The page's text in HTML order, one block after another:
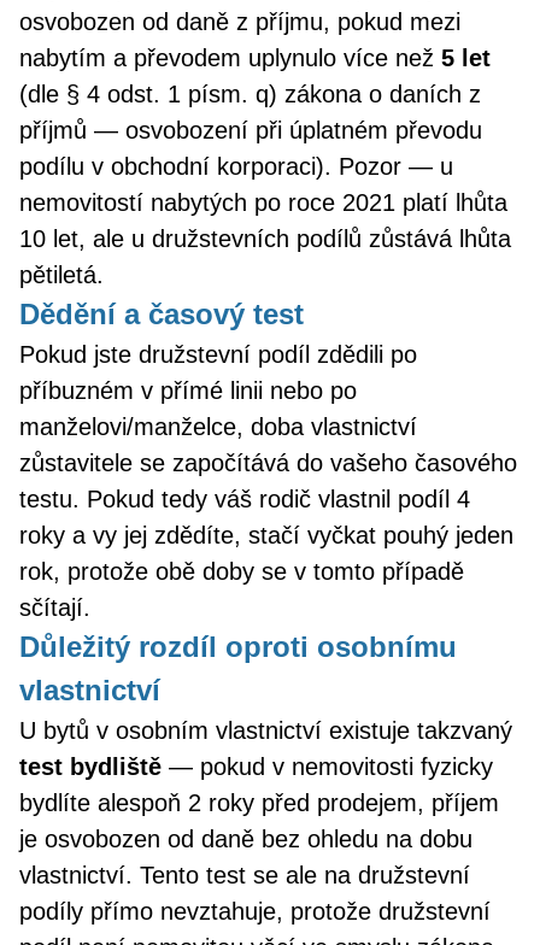
osvobozen od daně z příjmu, pokud mezi
nabytím a převodem uplynulo více než 5 let
(dle § 4 odst. 1 písm. q) zákona o daních z
příjmů — osvobození při úplatném převodu
podílu v obchodní korporaci). Pozor — u
nemovitostí nabytých po roce 2021 platí lhůta
10 let, ale u družstevních podílů zůstává lhůta
pětiletá.
Dědění a časový test
Pokud jste družstevní podíl zdědili po
příbuzném v přímé linii nebo po
manželovi/manželce, doba vlastnictví
zůstavitele se započítává do vašeho časového
testu. Pokud tedy váš rodič vlastnil podíl 4
roky a vy jej zdědíte, stačí vyčkat pouhý jeden
rok, protože obě doby se v tomto případě
sčítají.
Důležitý rozdíl oproti osobnímu
vlastnictví
U bytů v osobním vlastnictví existuje takzvaný
test bydliště — pokud v nemovitosti fyzicky
bydlíte alespoň 2 roky před prodejem, příjem
je osvobozen od daně bez ohledu na dobu
vlastnictví. Tento test se ale na družstevní
podíly přímo nevztahuje, protože družstevní